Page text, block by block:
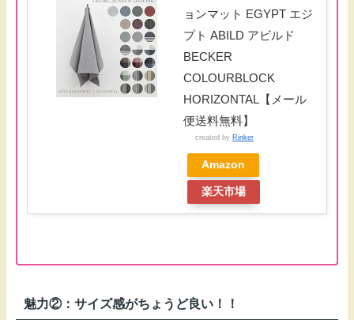
ョンマット EGYPT エジ
プト ABILD アビルド
BECKER
COLOURBLOCK
HORIZONTAL【メール
便送料無料】
created by Rinker
Amazon
楽天市場
魅力②：サイズ感がちょうど良い！！